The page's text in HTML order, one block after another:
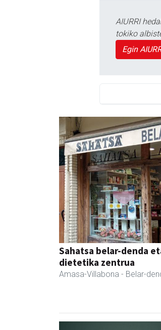
AIURRI
tokiko
Egin
Sahatsa belar-denda
dietetika zentrua
Amasa-Villabona - Belar-